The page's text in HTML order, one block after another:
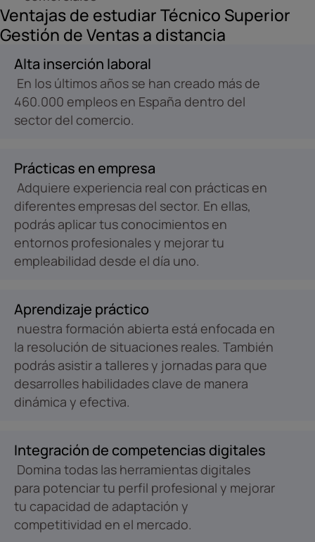
Ventajas de estudiar Técnico Superior
Gestión de Ventas a distancia
Alta inserción laboral
En los últimos años se han creado más de
460.000 empleos en España dentro del
sector del comercio.
Prácticas en empresa
Adquiere experiencia real con prácticas en
diferentes empresas del sector. En ellas,
podrás aplicar tus conocimientos en
entornos profesionales y mejorar tu
empleabilidad desde el día uno.
Aprendizaje práctico
nuestra formación abierta está enfocada en
la resolución de situaciones reales. También
podrás asistir a talleres y jornadas para que
desarrolles habilidades clave de manera
dinámica y efectiva.
Integración de competencias digitales
Domina todas las herramientas digitales
para potenciar tu perfil profesional y mejorar
tu capacidad de adaptación y
competitividad en el mercado.